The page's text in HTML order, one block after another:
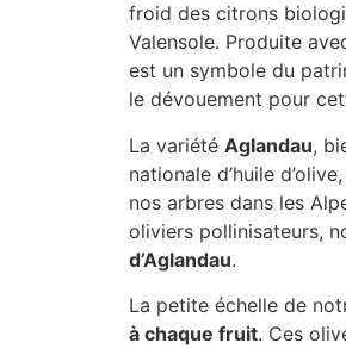
froid des citrons
Valensole. Produite
est un symbole du
le dévouement pour
La variété Aglandau,
nationale d’huile
nos arbres dans les
oliviers pollinisateurs,
d’Aglandau.
La petite échelle de
à chaque fruit. Ces